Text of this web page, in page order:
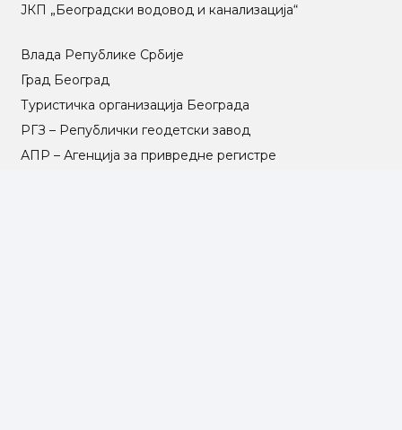
ЈКП „Београдски водовод и канализација“
Влада Републике Србије
Град Београд
Туристичка организација Београда
РГЗ – Републички геодетски завод
АПР – Агенција за привредне регистре